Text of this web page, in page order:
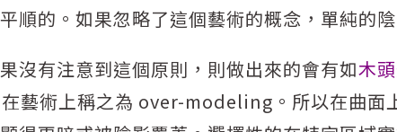
順的。如果忽略了這個藝術的概念，單純的
沒有注意到這個原則，則做出來的會有如木
在藝術上稱之為 over-modeling。所以在曲面